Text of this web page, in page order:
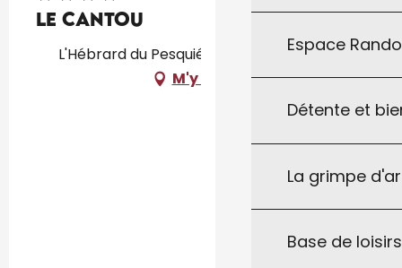
Espace
Détente et
La grimpe
Base de
Le Cantou
L'Hébrard du Pesquié, 46300 Saint-Projet
M'y rendre